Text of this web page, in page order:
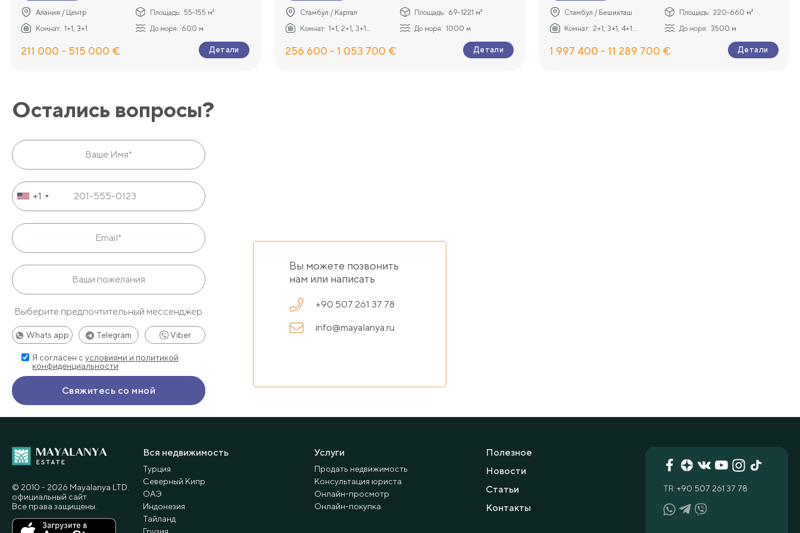
За дополнительной информацией обращайтесь к нашим менеджерам, они помогут подобрать оптимальный вариант планировки и
забронировать апартаменты онлайн.
Алания / Центр Площадь: 55-155 м²
Комнат: 1+1, 3+1 До моря: 600 м
211 000 - 515 000 € Детали
Стамбул / Картал Площадь: 69-1221 м²
Комнат: 1+1, 2+1, 3+1... До моря: 1000 м
256 600 - 1 053 700 € Детали
Стамбул / Бешикташ Площадь: 220-660 м²
Комнат: 2+1, 3+1, 4+1... До моря: 3500 м
1 997 400 - 11 289 700 € Детали
Остались вопросы?
+1
Выберите предпочтительный мессенджер
Whats app Telegram Viber
Я согласен с условиями и политикой
конфиденциальности
Вы можете позвонить
нам или написать
+90 507 261 37 78
info@mayalanya.ru
Вся недвижимость
Турция
Северный Кипр
ОАЭ
Индонезия
Тайланд
Услуги
Продать недвижимость
Консультация юриста
Онлайн-просмотр
Онлайн-покупка
Полезное
Новости
Статьи
Контакты
TR +90 507 261 37 78
© 2010 - 2026 Мayalanya LTD.
официальный сайт.
Все права защищены.